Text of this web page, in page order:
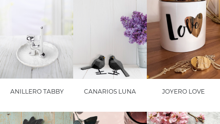
ANILLERO TABBY CANARIOS LUNA JOYERO LOVE